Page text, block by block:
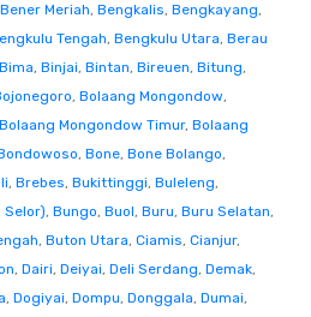
Bener Meriah, Bengkalis, Bengkayang,
Tengah, Bengkulu Utara, Berau
Bima, Binjai, Bintan, Bireuen, Bitung,
, Bolaang Mongondow,
Bolaang Mongondow Timur, Bolaang
, Bone, Bone Bolango,
, Brebes, Bukittinggi, Buleleng,
Selor), Bungo, Buol, Buru, Buru Selatan,
, Buton Utara, Ciamis, Cianjur,
, Dairi, Deiyai, Deli Serdang, Demak,
, Dogiyai, Dompu, Donggala, Dumai,